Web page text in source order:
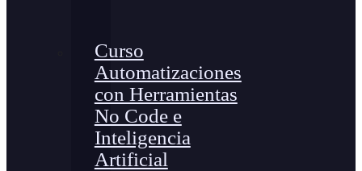
Curso
Automatizaciones
con Herramientas
No Code e
Inteligencia
Artificial